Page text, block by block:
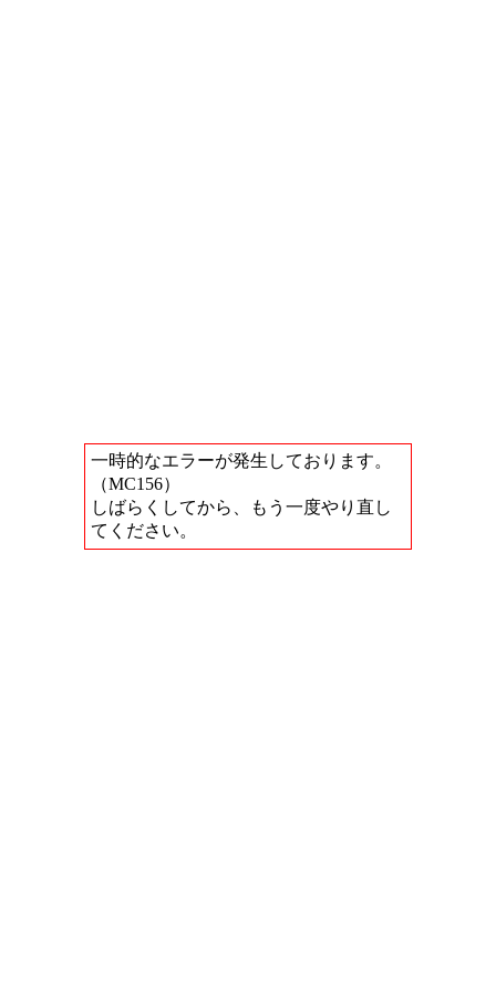
一時的なエラーが発生しております。
（MC156）
しばらくしてから、もう一度やり直し
てください。